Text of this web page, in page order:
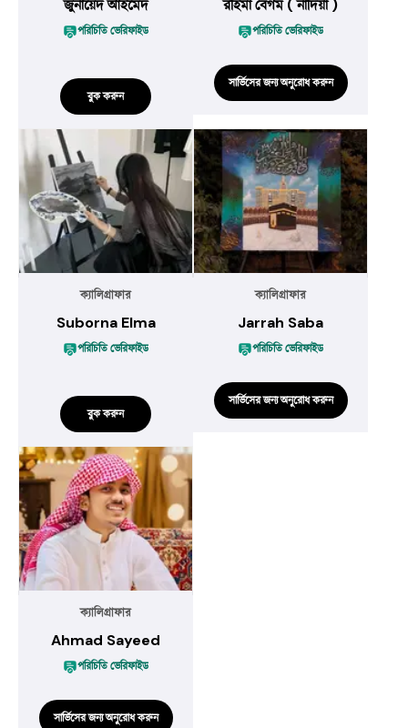
জুনায়েদ আহমেদ
পরিচিতি ভেরিফাইড
বুক করুন
রহিমা বেগম ( নাদিয়া )
পরিচিতি ভেরিফাইড
সার্ভিসের জন্য অনুরোধ করুন
ক্যালিগ্রাফার
Suborna Elma
পরিচিতি ভেরিফাইড
বুক করুন
ক্যালিগ্রাফার
Jarrah Saba
পরিচিতি ভেরিফাইড
সার্ভিসের জন্য অনুরোধ করুন
ক্যালিগ্রাফার
Ahmad Sayeed
পরিচিতি ভেরিফাইড
সার্ভিসের জন্য অনুরোধ করুন